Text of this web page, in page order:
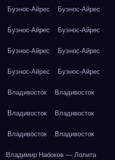
Буэнос-Айрес Буэнос-Айрес
Буэнос-Айрес Буэнос-Айрес
Буэнос-Айрес Буэнос-Айрес
Буэнос-Айрес Буэнос-Айрес
Владивосток Владивосток
Владивосток Владивосток
Владивосток Владивосток
Владимир Набоков — Лолита